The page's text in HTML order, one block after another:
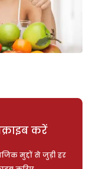
करें
मुद्दों से जुड़ी हर